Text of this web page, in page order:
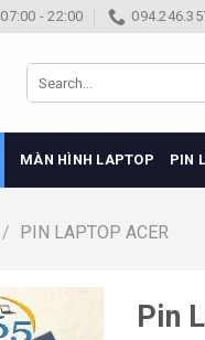
07:00 - 22:00
MÀN HÌNH LAPTOP PIN
/ PIN LAPTOP ACER
Pin